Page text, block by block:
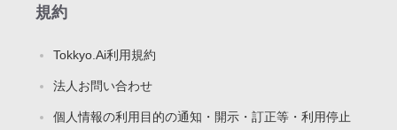
規約
Tokkyo.Ai利用規約
法人お問い合わせ
個人情報の利用目的の通知・開示・訂正等・利用停止